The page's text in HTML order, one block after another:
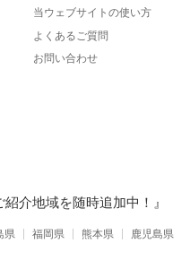
当ウェブサイトの使い方
よくあるご質問
お問い合わせ
紹介地域を随時追加中！』
県 福岡県 熊本県 鹿児島県